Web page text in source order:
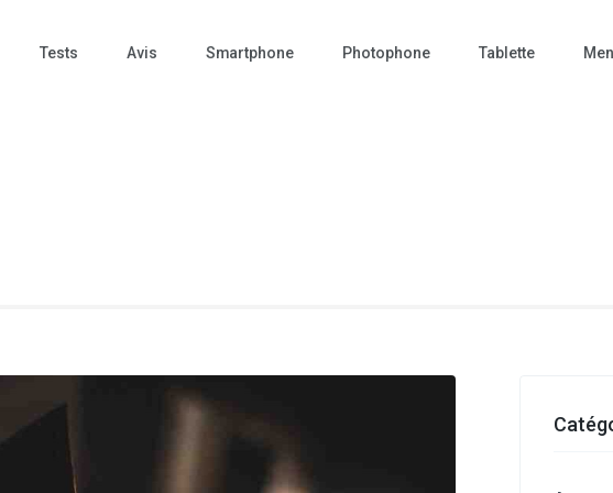
Tests Avis Smartphone Photophone Tablette